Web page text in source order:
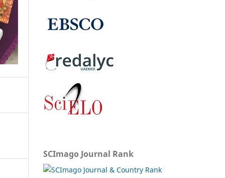
SCImago Journal Rank